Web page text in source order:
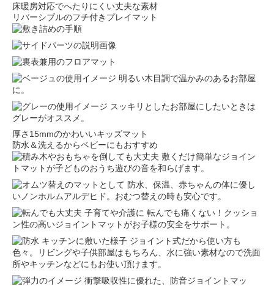
床暖房対応でへたりにくい丈夫な素材
リバーシブルのフチ付きプレイマット
明るい木目調で温かみのあるお部屋
に。
スッキリとしたお部屋にしたいときは
グレーがオススメ。
厚さ15mmのかわいいキッズマット
防水＆洗えるからベビーにもおすすめ
敷くだけ簡単なジョイン
トマットが子どものおうち遊びの音を和らげます。
防水、保温、赤ちゃんの体に優し
いノンホルムアルデヒド。おむつ替えの時も安心です。
転んでも痛くない！クッショ
ン性の高いジョイントマットがお子様の安全をサポート。
ジョイント式だから使い方も
色々。リビングや子供部屋はもちろん、水に強い素材なので洗面
所やキッチンなどにもお使い頂けます。
衝撃吸収性に優れた、防音ジョイントマッ